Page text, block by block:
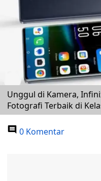
Unggul di Kamera,
Fotografi Terbaik di
0 Komentar